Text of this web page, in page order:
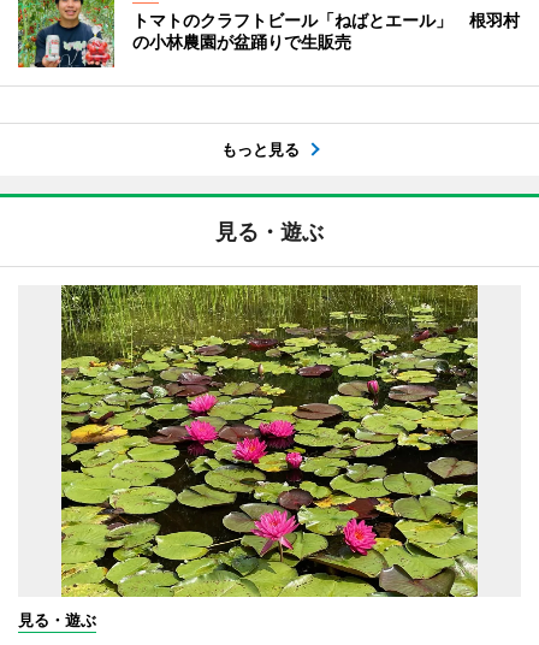
トマトのクラフトビール「ねばとエール」 根羽村
の小林農園が盆踊りで生販売
もっと見る
見る・遊ぶ
見る・遊ぶ